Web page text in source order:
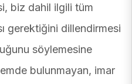
biz dahil ilgili tüm
gerektiğini dillendirmesi
söylemesine
bulunmayan, imar